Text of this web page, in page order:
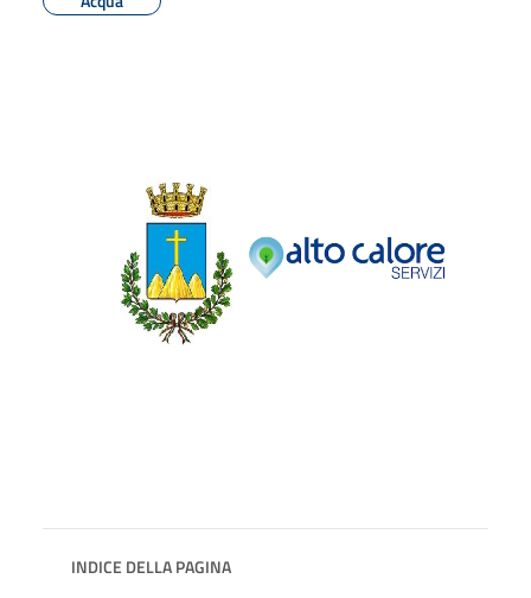
INDICE DELLA PAGINA